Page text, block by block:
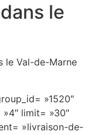
le
le Val-de-Marne
»1520″
limit= »30″
»livraison-de-